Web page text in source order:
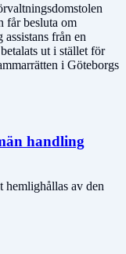
får besluta om
från en
ut i stället för
i Göteborgs
handling
av den